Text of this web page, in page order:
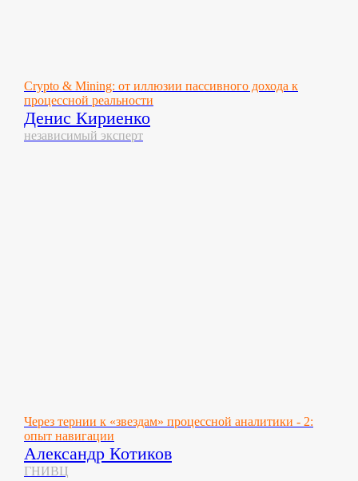
Crypto & Mining: от иллюзии пассивного дохода к
процессной реальности
Денис Кириенко
независимый эксперт
Через тернии к «звездам» процессной аналитики - 2:
опыт навигации
Александр Котиков
ГНИВЦ